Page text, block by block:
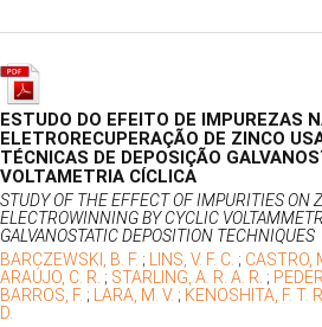
ESTUDO DO EFEITO DE IMPUREZAS
ELETRORECUPERAÇÃO DE ZINCO
TÉCNICAS DE DEPOSIÇÃO
VOLTAMETRIA CÍCLICA
STUDY OF THE EFFECT OF IMPURITIES ON
ELECTROWINNING BY CYCLIC
GALVANOSTATIC DEPOSITION TECHNIQUES
BARCZEWSKI, B. F. ; LINS, V. F. C. ; CASTRO,
ARAÚJO, C. R. ; STARLING, A. R. A. R. ;
BARROS, F. ; LARA, M. V. ; KENOSHITA, F. T.
D.